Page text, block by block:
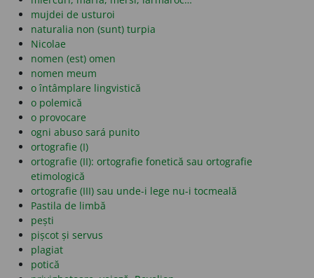
mujdei de usturoi
naturalia non (sunt) turpia
Nicolae
nomen (est) omen
nomen meum
o întâmplare lingvistică
o polemică
o provocare
ogni abuso sará punito
ortografie (I)
ortografie (II): ortografie fonetică sau ortografie
etimologică
ortografie (III) sau unde-i lege nu-i tocmeală
Pastila de limbă
pești
pișcot și servus
plagiat
potică